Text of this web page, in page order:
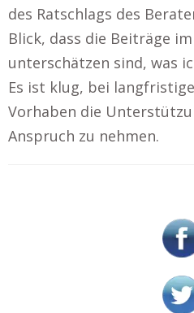
des Ratschlags des
Blick, dass die Beiträge
unterschätzen sind, was
Es ist klug, bei
Vorhaben die
Anspruch zu nehmen.